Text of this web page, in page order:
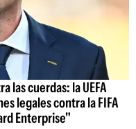
las cuerdas: la UEFA
legales contra la FIFA
Enterprise"